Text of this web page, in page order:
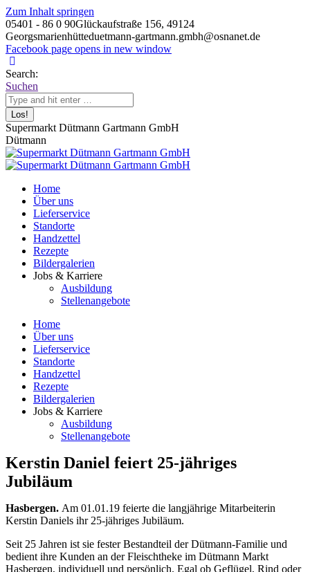
Zum Inhalt springen
05401 - 86 0 90Glückaufstraße 156, 49124
Georgsmarienhütteduetmann-gartmann.gmbh@osnanet.de
Facebook page opens in new window
Search:
Suchen
Supermarkt Dütmann Gartmann GmbH
Dütmann
Home
Über uns
Lieferservice
Standorte
Handzettel
Rezepte
Bildergalerien
Jobs & Karriere
Ausbildung
Stellenangebote
Home
Über uns
Lieferservice
Standorte
Handzettel
Rezepte
Bildergalerien
Jobs & Karriere
Ausbildung
Stellenangebote
Kerstin Daniel feiert 25-jähriges
Jubiläum
Hasbergen. Am 01.01.19 feierte die langjährige Mitarbeiterin
Kerstin Daniels ihr 25-jähriges Jubiläum.
Seit 25 Jahren ist sie fester Bestandteil der Dütmann-Familie und
bedient ihre Kunden an der Fleischtheke im Dütmann Markt
Hasbergen, individuell und persönlich. Egal ob Geflügel, Rind oder